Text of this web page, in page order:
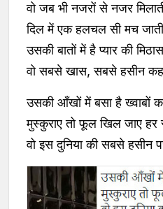
वो जब भी नजरों से नजर
दिल में एक हलचल सी मच
उसकी बातों में है प्यार की
वो सबसे खास, सबसे हसीन
उसकी आँखों में बसा है ख्वाबों
मुस्कुराए तो फूल खिल जाए हर
वो इस दुनिया की सबसे हसीन